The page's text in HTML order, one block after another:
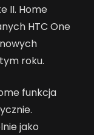
II. Home
HTC One
roku.
funkcja
jako